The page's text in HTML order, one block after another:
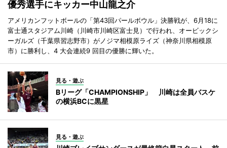
優秀選手にキッカー中山龍之介
アメリカンフットボールの「第43回パールボウル」決勝戦が、6月18に
富士通スタジアム川崎（川崎市川崎区富士見）で行われ、オービックシ
ーガルズ（千葉県習志野市）がノジマ相模原ライズ（神奈川県相模原
市）に勝利し、4 大会連続9 回目の優勝に輝いた。
見る・遊ぶ
Bリーグ「CHAMPIONSHIP」 川崎は全員バスケ
の横浜BCに黒星
見る・遊ぶ